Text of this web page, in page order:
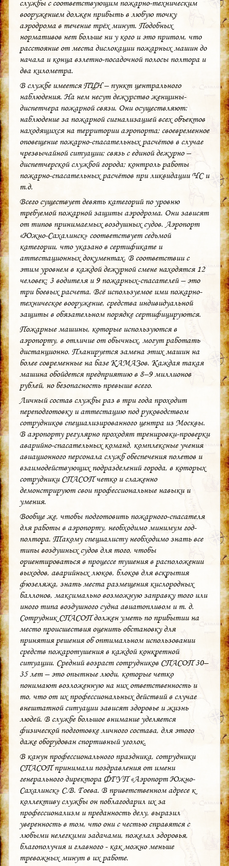
службы с соответствующим пожарно-техническим
вооружением должен прибыть в любую точку
аэродрома в течение трёх минут. Подобных
нормативов нет больше ни у кого и это притом, что
расстояние от места дислокации пожарных машин до
начала и конца взлетно-посадочной полосы полтора и
два километра.
В службе имеется ПЦН – пункт центрального
наблюдения. На нем несут дежурство женщины-
диспетчера пожарной связи. Они осуществляют:
наблюдение за пожарной сигнализацией всех объектов
находящихся на территории аэропорта; своевременное
оповещение пожарно-спасательных расчётов в случае
чрезвычайной ситуации; связь с единой дежурно –
диспетчерской службой города; контроль работы
пожарно-спасательных расчётов при ликвидации ЧС и
т.д.
Всего существует девять категорий по уровню
требуемой пожарной защиты аэродрома. Они зависят
от типов принимаемых воздушных судов. Аэропорт
«Южно-Сахалинск» соответствует седьмой
категории, что указано в сертификате и
аттестационных документах. В соответствии с
этим уровнем в каждой дежурной смене находятся 12
человек: 3 водителя и 9 пожарных-спасателей – это
три боевых расчета. Всё используемое ими пожарно-
техническое вооружение, средства индивидуальной
защиты в обязательном порядке сертифицируются.
Пожарные машины, которые используются в
аэропорту, в отличие от обычных, могут работать
дистанционно. Планируется замена этих машин на
более современные на базе КАМАЗов. Каждая такая
машина обойдется предприятию в 8–9 миллионов
рублей, но безопасность превыше всего.
Личный состав службы раз в три года проходит
переподготовку и аттестацию под руководством
сотрудников специализированного центра из Москвы.
В аэропорту регулярно проходят тренировки-проверки
аварийно-спасательных команд, комплексные учения
авиационного персонала служб обеспечения полетов и
взаимодействующих подразделений города, в которых
сотрудники СПАСОП четко и слаженно
демонстрируют свои профессиональные навыки и
умения.
Вообще же, чтобы подготовить пожарного-спасателя
для работы в аэропорту, необходимо минимум год-
полтора. Такому специалисту необходимо знать все
типы воздушных судов для того, чтобы
ориентироваться в процессе тушения в расположении
выходов, аварийных люков, блоков для вскрытия
фюзеляжа, знать места размещения кислородных
баллонов, максимально возможную заправку того или
иного типа воздушного судна авиатопливом и т. д.
Сотрудник СПАСОП должен уметь по прибытии на
место происшествия оценить обстановку для
принятия решения об оптимальном использовании
средств пожаротушения в каждой конкретной
ситуации. Средний возраст сотрудников СПАСОП 30–
35 лет – это опытные люди, которые четко
понимают возложенную на них ответственность и
то, что от их профессиональных действий в случае
внештатной ситуации зависят здоровье и жизнь
людей. В службе большое внимание уделяется
физической подготовке личного состава, для этого
даже оборудован спортивный уголок.
В канун профессионального праздника, сотрудники
СПАСОП принимали поздравления от имени
генерального директора ФГУП «Аэропорт Южно-
Сахалинск» С.В. Гоева. В приветственном адресе к
коллективу службы он поблагодарил их за
профессионализм и преданность делу, выразил
уверенность в том, что они с честью справятся с
любыми нелегкими задачами, пожелал здоровья,
благополучия и главного - как можно меньше
тревожных минут в их работе.